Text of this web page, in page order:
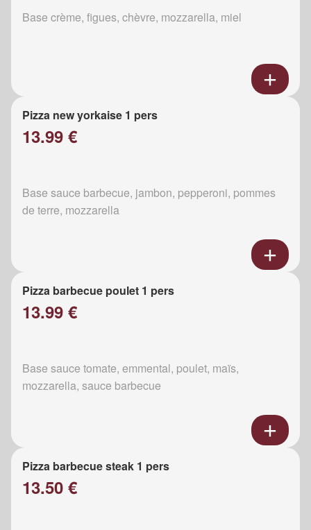
Base crème, figues, chèvre, mozzarella, miel
Pizza new yorkaise 1 pers
13.99 €
Base sauce barbecue, jambon, pepperoni, pommes
de terre, mozzarella
Pizza barbecue poulet 1 pers
13.99 €
Base sauce tomate, emmental, poulet, maïs,
mozzarella, sauce barbecue
Pizza barbecue steak 1 pers
13.50 €